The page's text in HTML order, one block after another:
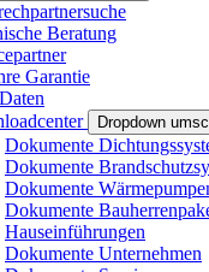
Beratung
Garantie
Dropdown
Dokumente
Dokumente
Dokumente
Dokumente
Hauseinführungen
Dokumente Unternehmen